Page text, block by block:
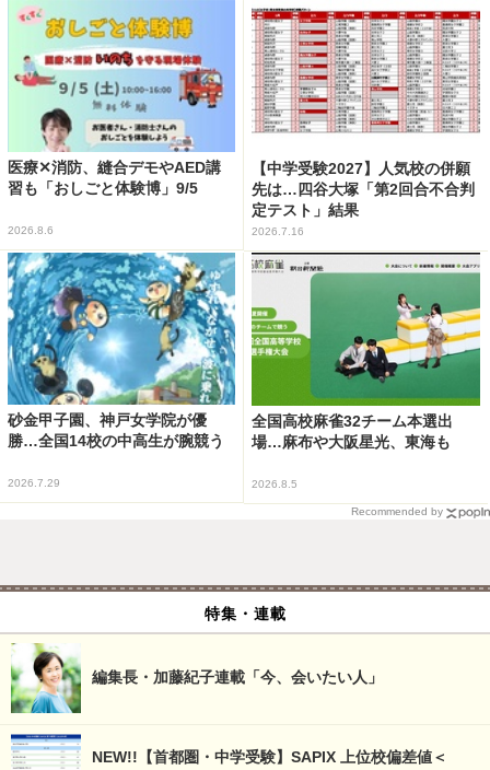
医療✕消防、縫合デモやAED講
習も「おしごと体験博」9/5
2026.8.6
【中学受験2027】人気校の併願
先は…四谷大塚「第2回合不合判
定テスト」結果
2026.7.16
砂金甲子園、神戸女学院が優
勝…全国14校の中高生が腕競う
2026.7.29
全国高校麻雀32チーム本選出
場…麻布や大阪星光、東海も
2026.8.5
Recommended by
特集・連載
編集長・加藤紀子連載「今、会いたい人」
NEW!!【首都圏・中学受験】SAPIX 上位校偏差値＜